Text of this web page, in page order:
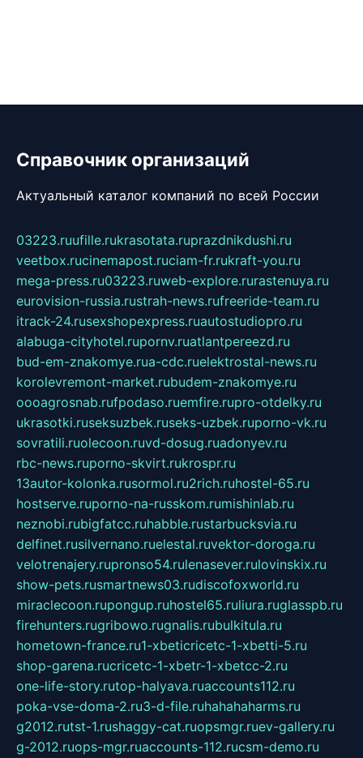
Справочник организаций
Актуальный каталог компаний по всей России
03223.ruufille.rukrasotata.ruprazdnikdushi.ru
veetbox.rucinemapost.ruciam-fr.rukraft-you.ru
mega-press.ru03223.ruweb-explore.rurastenuya.ru
eurovision-russia.rustrah-news.rufreeride-team.ru
itrack-24.rusexshopexpress.ruautostudiopro.ru
alabuga-cityhotel.rupornv.ruatlantpereezd.ru
bud-em-znakomye.rua-cdc.ruelektrostal-news.ru
korolevremont-market.rubudem-znakomye.ru
oooagrosnab.rufpodaso.ruemfire.rupro-otdelky.ru
ukrasotki.ruseksuzbek.ruseks-uzbek.ruporno-vk.ru
sovratili.ruolecoon.ruvd-dosug.ruadonyev.ru
rbc-news.ruporno-skvirt.rukrospr.ru
13autor-kolonka.rusormol.ru2rich.ruhostel-65.ru
hostserve.ruporno-na-russkom.rumishinlab.ru
neznobi.rubigfatcc.ruhabble.rustarbucksvia.ru
delfinet.rusilvernano.ruelestal.ruvektor-doroga.ru
velotrenajery.rupronso54.rulenasever.rulovinskix.ru
show-pets.rusmartnews03.rudiscofoxworld.ru
miraclecoon.rupongup.ruhostel65.ruliura.ruglasspb.ru
firehunters.rugribowo.rugnalis.rubulkitula.ru
hometown-france.ru1-xbeticricetc-1-xbetti-5.ru
shop-garena.rucricetc-1-xbetr-1-xbetcc-2.ru
one-life-story.rutop-halyava.ruaccounts112.ru
poka-vse-doma-2.ru3-d-file.ruhahahaharms.ru
g2012.rutst-1.rushaggy-cat.ruopsmgr.ruev-gallery.ru
g-2012.ruops-mgr.ruaccounts-112.rucsm-demo.ru